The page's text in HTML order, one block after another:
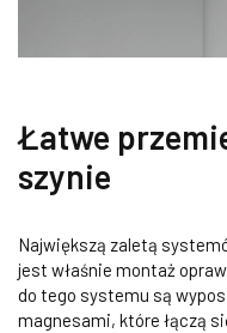
Łatwe
szynie
Największą zaletą
jest właśnie montaż
do tego systemu są
magnesami, które łączą